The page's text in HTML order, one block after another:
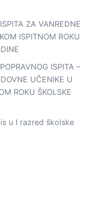
ZA VANREDNE
ISPITNOM ROKU
ISPITA –
UČENIKE U
ROKU ŠKOLSKE
u I razred školske